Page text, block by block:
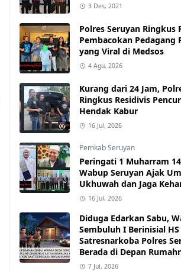
3 Des, 2021
Polres Seruyan Ringkus
Pembacokan Pedagang
yang Viral di Medsos
4 Agu, 2026
Kurang dari 24 Jam,
Ringkus Residivis
Hendak Kabur
16 Jul, 2026
Pemkab Seruyan
Peringati 1 Muharram
Wabup Seruyan Ajak
Ukhuwah dan Jaga
16 Jul, 2026
Diduga Edarkan Sabu,
Sembuluh I Berinisial
Satresnarkoba Polres
Berada di Depan
7 Jul, 2026